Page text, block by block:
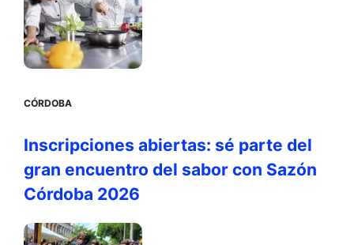
CÓRDOBA
Inscripciones abiertas: sé parte del
gran encuentro del sabor con Sazón
Córdoba 2026